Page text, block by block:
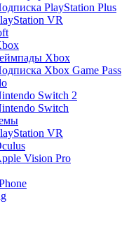
PlayStation Plus
VR
Xbox
Xbox Game Pass
Switch 2
Switch
VR
Vision Pro